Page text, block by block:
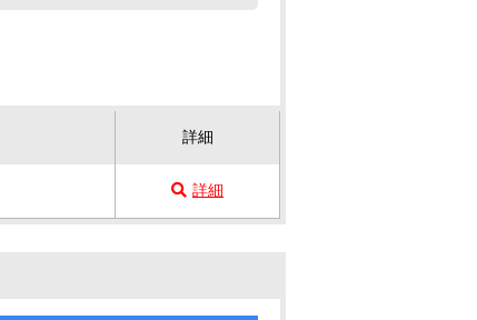
詳細
詳細